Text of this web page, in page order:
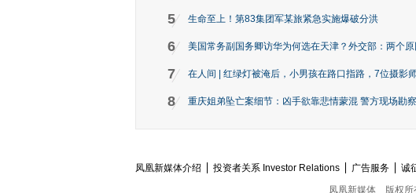
5 生命至上！第83集团军某旅紧急实施爆破分洪
6 美国常务副国务卿访华为何选在天津？外交部：两个原
7 在人间 | 红绿灯被淹后，小男孩在路口指路，7位摄影
8 重庆姐弟坠亡案细节：凶手欲靠悲情蒙混 警方现场勘
凤凰新媒体介绍 投资者关系 Investor Relations 广告服务 诚
凤凰新媒体
版权所